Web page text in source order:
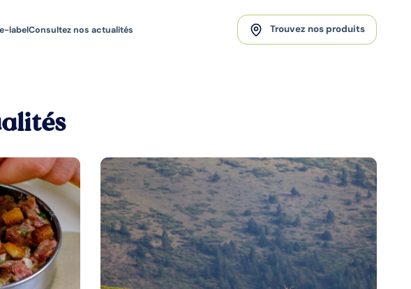
labelConsultez nos actualités Trouvez nos produits